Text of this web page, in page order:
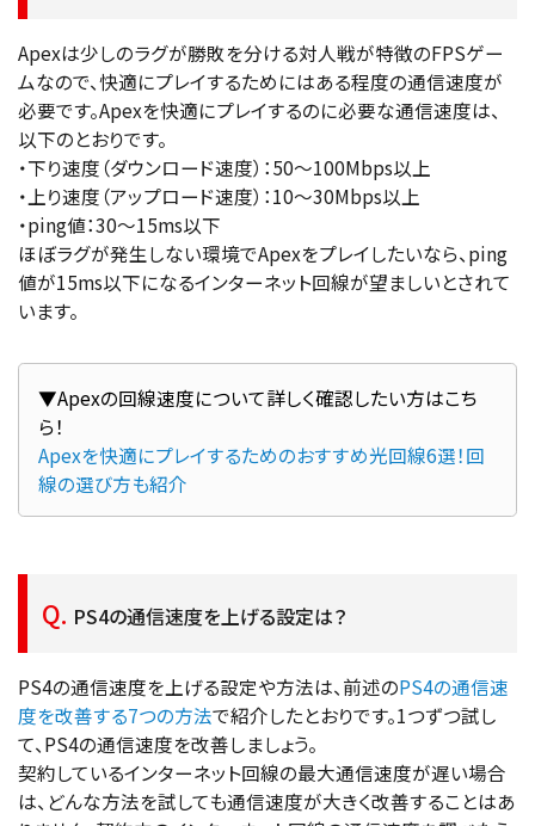
Apexは少しのラグが勝敗を分ける対人戦が特徴のFPSゲー
ムなので、快適にプレイするためにはある程度の通信速度が
必要です。Apexを快適にプレイするのに必要な通信速度は、
以下のとおりです。
・下り速度（ダウンロード速度）：50〜100Mbps以上
・上り速度（アップロード速度）：10〜30Mbps以上
・ping値：30～15ms以下
ほぼラグが発生しない環境でApexをプレイしたいなら、ping
値が15ms以下になるインターネット回線が望ましいとされて
います。
▼Apexの回線速度について詳しく確認したい方はこち
Apexを快適にプレイするためのおすすめ光回線6選！回
線の選び方も紹介
PS4の通信速度を上げる設定は？
PS4の通信速度を上げる設定や方法は、前述のPS4の通信速
度を改善する7つの方法で紹介したとおりです。1つずつ試し
て、PS4の通信速度を改善しましょう。
契約しているインターネット回線の最大通信速度が遅い場合
は、どんな方法を試しても通信速度が大きく改善することはあ